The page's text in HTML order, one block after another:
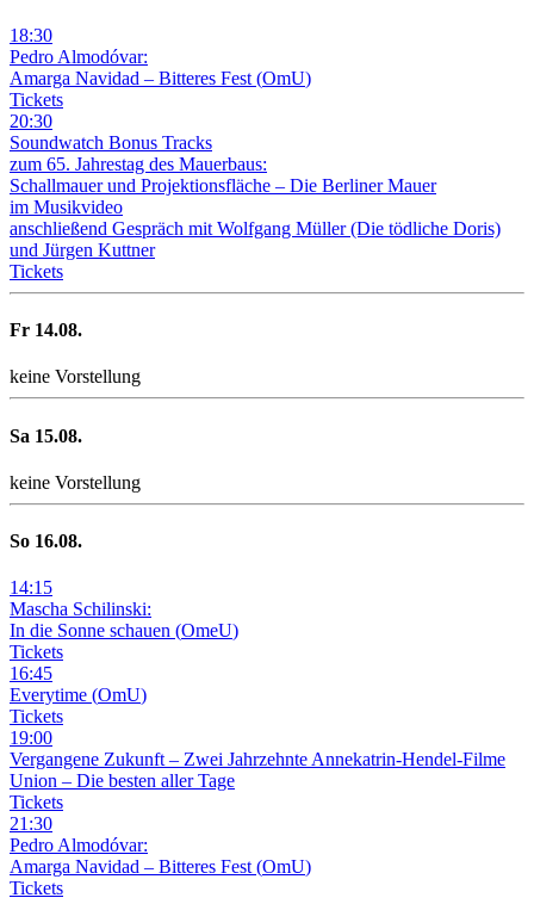
18:30
Pedro Almodóvar:
Amarga Navidad – Bitteres Fest (OmU)
Tickets
20:30
Soundwatch Bonus Tracks
zum 65. Jahrestag des Mauerbaus:
Schallmauer und Projektionsfläche – Die Berliner Mauer
im Musikvideo
anschließend Gespräch mit Wolfgang Müller (Die tödliche Doris)
und Jürgen Kuttner
Tickets
Fr 14.08.
keine Vorstellung
Sa 15.08.
keine Vorstellung
So 16.08.
14:15
Mascha Schilinski:
In die Sonne schauen (OmeU)
Tickets
16:45
Everytime (OmU)
Tickets
19:00
Vergangene Zukunft – Zwei Jahrzehnte Annekatrin-Hendel-Filme
Union – Die besten aller Tage
Tickets
21 :30
Pedro Almodóvar:
Amarga Navidad – Bitteres Fest (OmU)
Tickets